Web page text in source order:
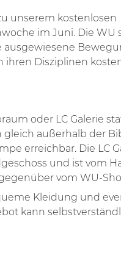
unserem kostenlosen
im Juni. Die WU
ihren Disziplinen
oder LC Galerie
gleich außerhalb der
erreichbar. Die LC
und ist vom
vom WU-
Kleidung und
kann